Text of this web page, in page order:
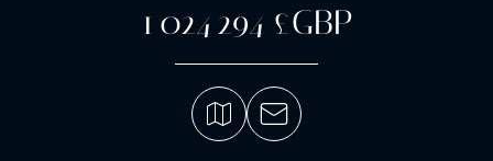
1 024 294 £GBP